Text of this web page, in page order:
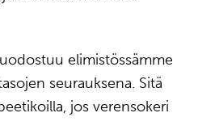
elimistössämme
seurauksena. Sitä
jos verensokeri